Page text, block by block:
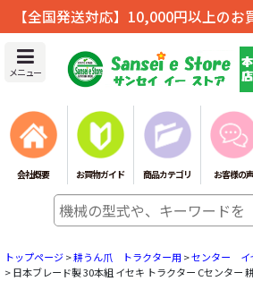
【全国発送対応】10,000円以上のお
メニュー
会社概要 お買物ガイド 商品カテゴリ お客様の声
トップページ>耕うん爪 トラクター用 >センター イ
>日本ブレード製 30本組 イセキ トラクター Cセンター